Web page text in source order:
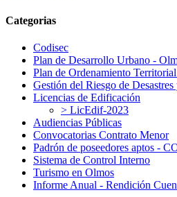
Categorias
Codisec
Plan de Desarrollo Urbano -
Plan de Ordenamiento
Gestión del Riesgo de
Licencias de Edificación
> LicEdif-2023
Audiencias Públicas
Convocatorias Contrato Menor
Padrón de poseedores aptos -
Sistema de Control Interno
Turismo en Olmos
Informe Anual - Rendición